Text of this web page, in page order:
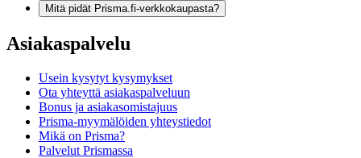
Mitä pidät Prisma.fi-verkkokaupasta?
Asiakaspalvelu
Usein kysytyt kysymykset
Ota yhteyttä asiakaspalveluun
Bonus ja asiakasomistajuus
Prisma-myymälöiden yhteystiedot
Mikä on Prisma?
Palvelut Prismassa